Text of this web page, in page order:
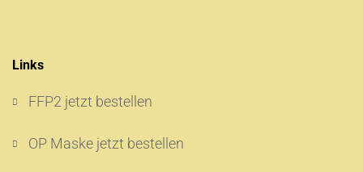
Links
FFP2 jetzt bestellen
OP Maske jetzt bestellen